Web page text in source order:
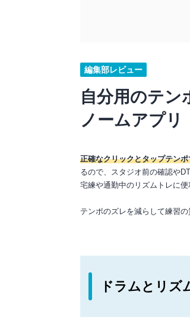
編集部レビュー
自分用のテ
ノームアプリ
正確なクリックとタップテン
るので、スタジオ前の確認や
宅練や通勤中のリズムトレに便
テンポのズレを減らして練習
ドラムとリズ